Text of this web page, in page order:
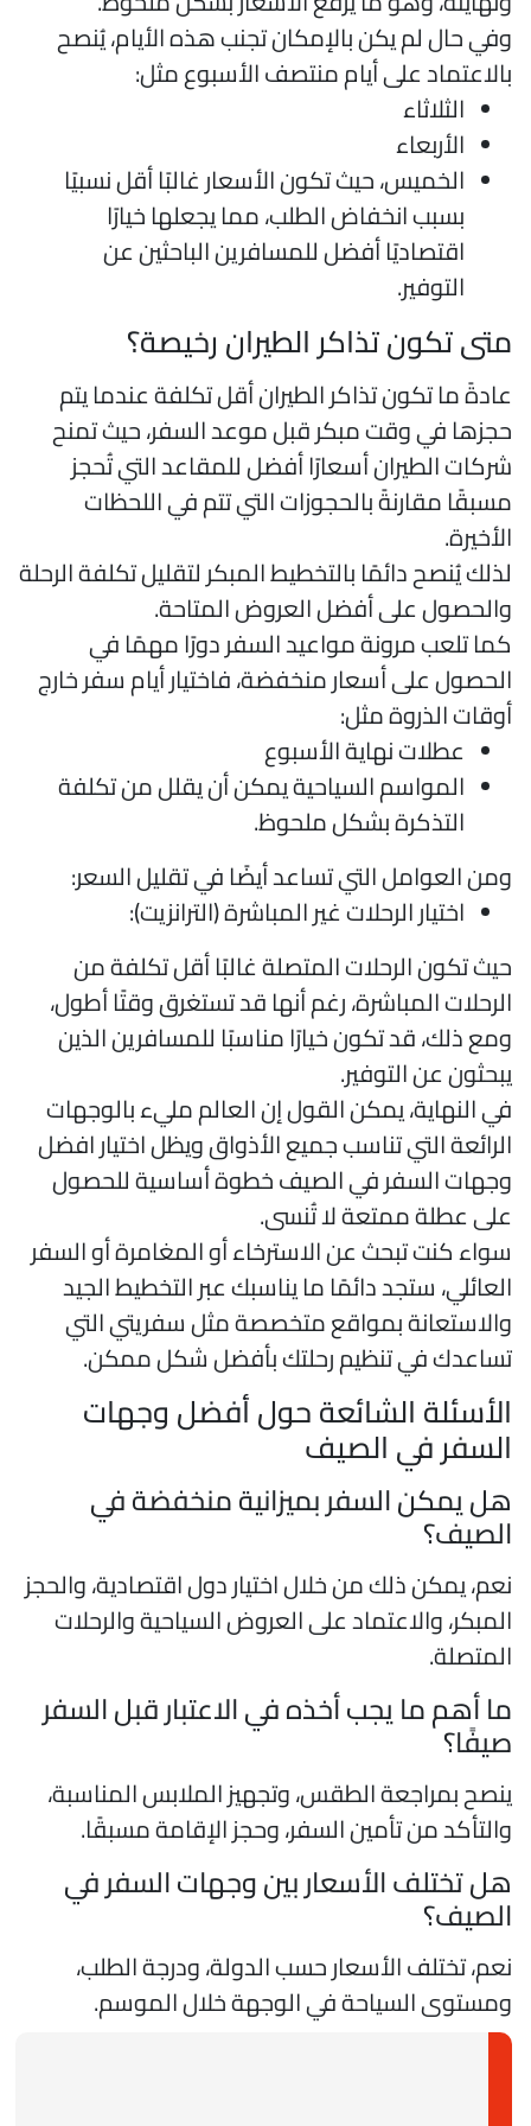
حال لم يكن بالإمكان تجنب هذه الأيام، يُنصح
على أيام منتصف الأسبوع مثل:
الثلاثاء
الأربعاء
الخميس، حيث تكون الأسعار غالبًا أقل نسبيًا
بسبب انخفاض الطلب، مما يجعلها خيارًا
اقتصاديًا أفضل للمسافرين الباحثين عن
التوفير.
تكون تذاكر الطيران رخيصة؟
ما تكون تذاكر الطيران أقل تكلفة عندما يتم
في وقت مبكر قبل موعد السفر، حيث تمنح
الطيران أسعارًا أفضل للمقاعد التي تُحجز
مقارنةً بالحجوزات التي تتم في اللحظات
يُنصح دائمًا بالتخطيط المبكر لتقليل تكلفة الرحلة
على أفضل العروض المتاحة.
تلعب مرونة مواعيد السفر دورًا مهمًا في
على أسعار منخفضة، فاختيار أيام سفر خارج
الذروة مثل:
عطلات نهاية الأسبوع
المواسم السياحية يمكن أن يقلل من تكلفة
التذكرة بشكل ملحوظ.
العوامل التي تساعد أيضًا في تقليل السعر:
اختيار الرحلات غير المباشرة (الترانزيت):
تكون الرحلات المتصلة غالبًا أقل تكلفة من
المباشرة، رغم أنها قد تستغرق وقتًا أطول،
ذلك، قد تكون خيارًا مناسبًا للمسافرين الذين
عن التوفير.
النهاية، يمكن القول إن العالم مليء بالوجهات
التي تناسب جميع الأذواق ويظل اختيار افضل
السفر في الصيف خطوة أساسية للحصول
عطلة ممتعة لا تُنسى.
كنت تبحث عن الاسترخاء أو المغامرة أو السفر
ستجد دائمًا ما يناسبك عبر التخطيط الجيد
بمواقع متخصصة مثل سفريتي التي
في تنظيم رحلتك بأفضل شكل ممكن.
الشائعة حول أفضل وجهات
في الصيف
يمكن السفر بميزانية منخفضة في
يمكن ذلك من خلال اختيار دول اقتصادية، والحجز
والاعتماد على العروض السياحية والرحلات
أهم ما يجب أخذه في الاعتبار قبل السفر
بمراجعة الطقس، وتجهيز الملابس المناسبة،
من تأمين السفر، وحجز الإقامة مسبقًا.
تختلف الأسعار بين وجهات السفر في
تختلف الأسعار حسب الدولة، ودرجة الطلب،
السياحة في الوجهة خلال الموسم.